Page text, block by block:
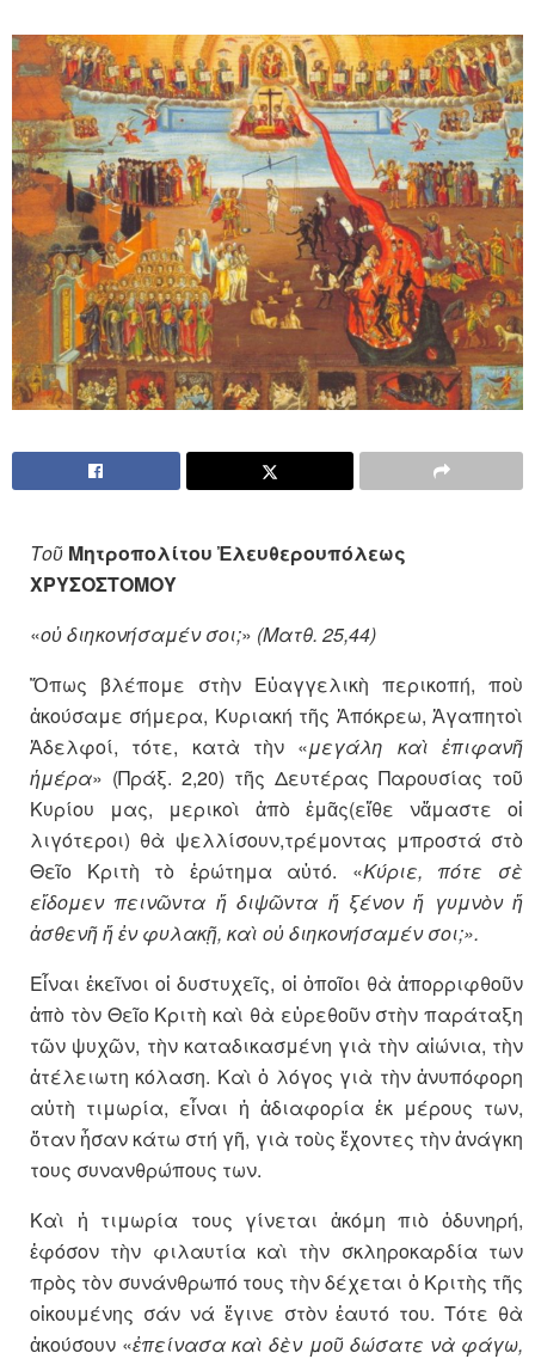
Τοῦ Μητροπολίτου Ἐλευθερουπόλεως
ΧΡΥΣΟΣΤΟΜΟΥ
«οὐ διηκονήσαμέν σοι;» (Ματθ. 25,44)
Ὅπως βλέπομε στὴν Εὐαγγελικὴ περικοπή, ποὺ
ἀκούσαμε σήμερα, Κυριακή τῆς Ἀπόκρεω, Ἀγαπητοὶ
Ἀδελφοί, τότε, κατὰ τὴν «μεγάλη καὶ ἐπιφανῆ
ἡμέρα» (Πράξ. 2,20) τῆς Δευτέρας Παρουσίας τοῦ
Κυρίου μας, μερικοὶ ἀπὸ ἐμᾶς(εἴθε νἄμαστε οἱ
λιγότεροι) θὰ ψελλίσουν,τρέμοντας μπροστά στὸ
Θεῖο Κριτὴ τὸ ἐρώτημα αὐτό. «Κύριε, πότε σὲ
εἴδομεν πεινῶντα ἤ διψῶντα ἤ ξένον ἤ γυμνὸν ἤ
ἀσθενῆ ἤ ἐν φυλακῇ, καὶ οὐ διηκονήσαμέν σοι;».
Εἶναι ἐκεῖνοι οἱ δυστυχεῖς, οἱ ὁποῖοι θὰ ἀπορριφθοῦν
ἀπὸ τὸν Θεῖο Κριτὴ καὶ θὰ εὑρεθοῦν στὴν παράταξη
τῶν ψυχῶν, τὴν καταδικασμένη γιὰ τὴν αἰώνια, τὴν
ἀτέλειωτη κόλαση. Καὶ ὁ λόγος γιὰ τὴν ἀνυπόφορη
αὐτὴ τιμωρία, εἶναι ἡ ἀδιαφορία ἐκ μέρους των,
ὅταν ἦσαν κάτω στή γῆ, γιὰ τοὺς ἔχοντες τὴν ἀνάγκη
τους συνανθρώπους των.
Καὶ ἡ τιμωρία τους γίνεται ἀκόμη πιὸ ὀδυνηρή,
ἐφόσον τὴν φιλαυτία καὶ τὴν σκληροκαρδία των
πρὸς τὸν συνάνθρωπό τους τὴν δέχεται ὁ Κριτὴς τῆς
οἰκουμένης σάν νά ἔγινε στὸν ἑαυτό του. Τότε θὰ
ἀκούσουν «ἐπείνασα καὶ δὲν μοῦ δώσατε νὰ φάγω,